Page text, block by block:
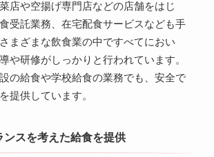
店や空揚げ専門店などの店舗をはじ
受託業務、在宅配食サービスなども手
まざまな飲食業の中ですべてにおい
や研修がしっかりと行われています。
の給食や学校給食の業務でも、安全で
提供しています。
ンスを考えた給食を提供